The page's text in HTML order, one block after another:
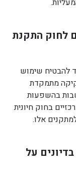
לחוק התקנת
להבטיח שימוש
מתמקדת
בהשפעות
בחוק חיונית
אלו.
על